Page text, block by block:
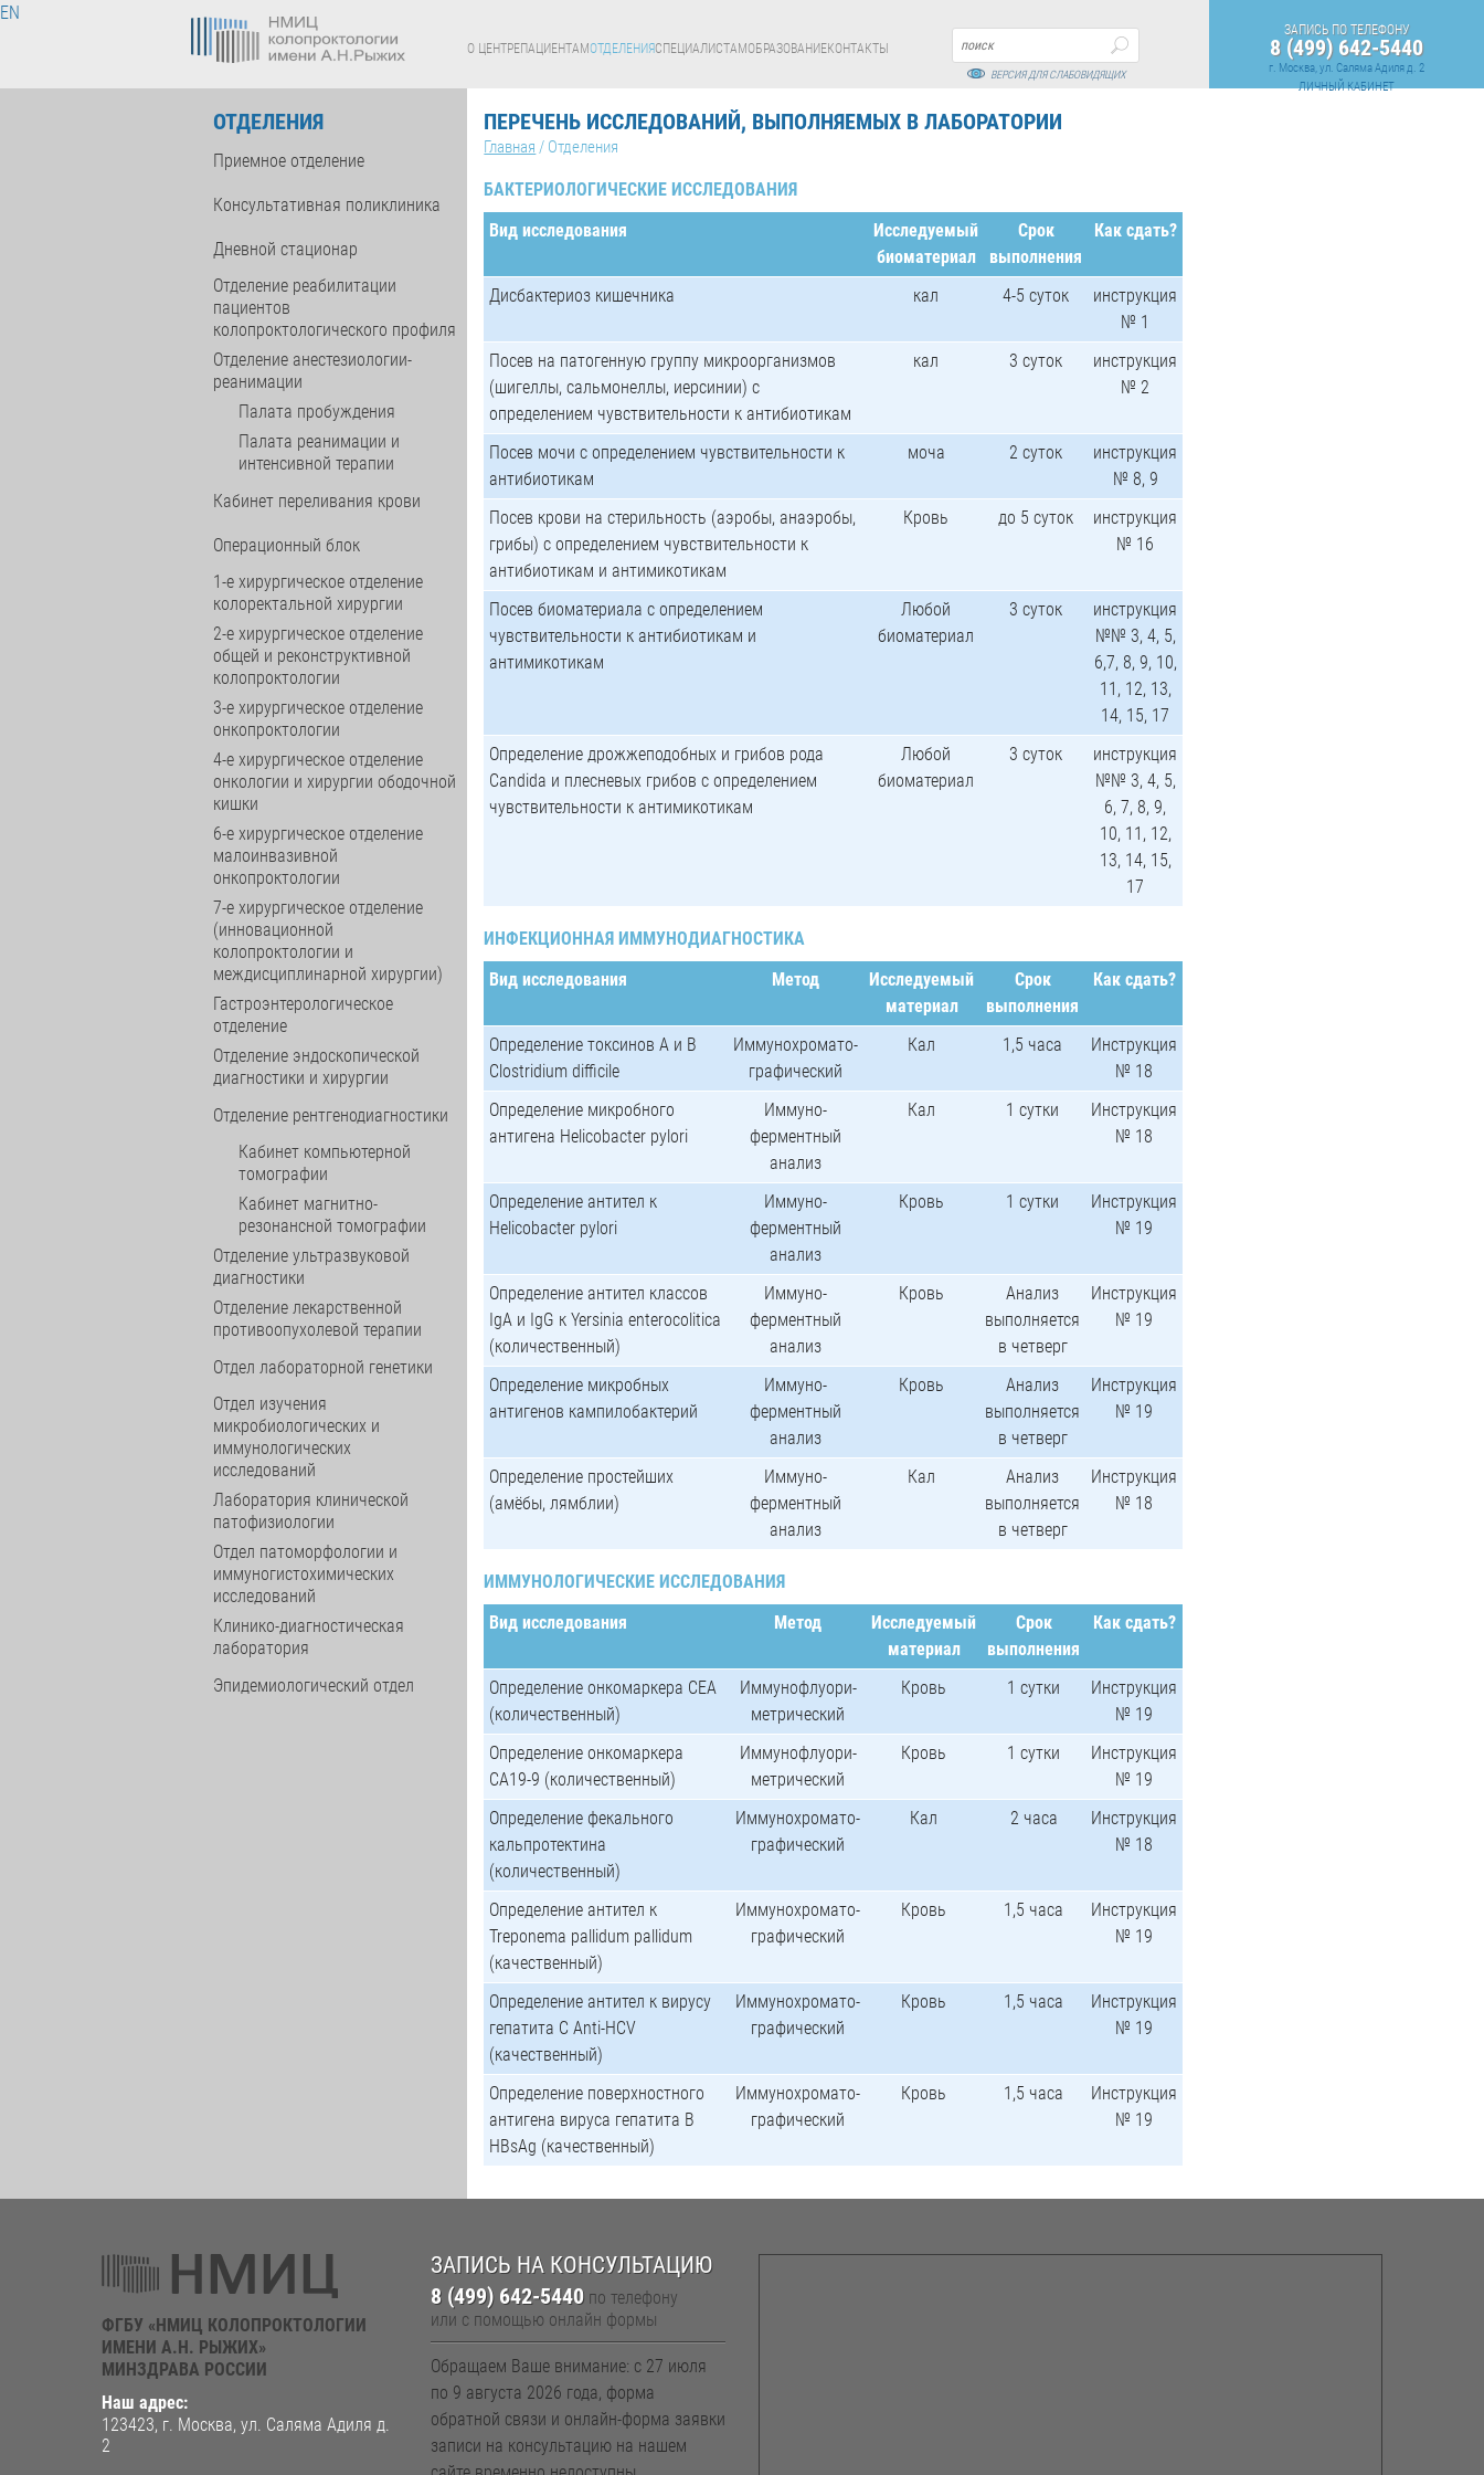
О ЦЕНТРЕПАЦИЕНТАМОТДЕЛЕНИЯСПЕЦИАЛИСТАМОБРАЗОВАНИЕКОНТАКТЫ
ВЕРСИЯ ДЛЯ СЛАБОВИДЯЩИХ
EN
ЗАПИСЬ ПО ТЕЛЕФОНУ
8 (499) 642-5440
г. Москва, ул. Саляма Адиля д. 2
ЛИЧНЫЙ КАБИНЕТ
ОТДЕЛЕНИЯ
Приемное отделение
Консультативная поликлиника
Дневной стационар
Отделение реабилитации
пациентов
колопроктологического профиля
Отделение анестезиологии-
реанимации
Палата пробуждения
Палата реанимации и
интенсивной терапии
Кабинет переливания крови
Операционный блок
1-е хирургическое отделение
колоректальной хирургии
2-е хирургическое отделение
общей и реконструктивной
колопроктологии
3-е хирургическое отделение
онкопроктологии
4-е хирургическое отделение
онкологии и хирургии ободочной
кишки
6-е хирургическое отделение
малоинвазивной
онкопроктологии
7-е хирургическое отделение
(инновационной
колопроктологии и
междисциплинарной хирургии)
Гастроэнтерологическое
отделение
Отделение эндоскопической
диагностики и хирургии
Отделение рентгенодиагностики
Кабинет компьютерной
томографии
Кабинет магнитно-
резонансной томографии
Отделение ультразвуковой
диагностики
Отделение лекарственной
противоопухолевой терапии
Отдел лабораторной генетики
Отдел изучения
микробиологических и
иммунологических
исследований
Лаборатория клинической
патофизиологии
Отдел патоморфологии и
иммуногистохимических
исследований
Клинико-диагностическая
лаборатория
Эпидемиологический отдел
ПЕРЕЧЕНЬ ИССЛЕДОВАНИЙ, ВЫПОЛНЯЕМЫХ В ЛАБОРАТОРИИ
Главная / Отделения
БАКТЕРИОЛОГИЧЕСКИЕ ИССЛЕДОВАНИЯ
Вид исследования
Исследуемый
биоматериал
Срок
выполнения
Как сдать?
Дисбактериоз кишечника кал 4-5 суток
инструкция
№ 1
Посев на патогенную группу микроорганизмов
(шигеллы, сальмонеллы, иерсинии) с
определением чувствительности к антибиотикам
кал 3 суток
инструкция
№ 2
Посев мочи с определением чувствительности к
антибиотикам
моча 2 суток
инструкция
№ 8, 9
Посев крови на стерильность (аэробы, анаэробы,
грибы) с определением чувствительности к
антибиотикам и антимикотикам
Кровь до 5 суток
инструкция
№ 16
Посев биоматериала с определением
чувствительности к антибиотикам и
антимикотикам
Любой
биоматериал
3 суток
инструкция
№№ 3, 4, 5,
6,7, 8, 9, 10,
11, 12, 13,
14, 15, 17
Определение дрожжеподобных и грибов рода
Candida и плесневых грибов с определением
чувствительности к антимикотикам
Любой
биоматериал
3 суток
инструкция
№№ 3, 4, 5,
6, 7, 8, 9,
10, 11, 12,
13, 14, 15,
17
ИНФЕКЦИОННАЯ ИММУНОДИАГНОСТИКА
Вид исследования
Метод
Исследуемый
материал
Срок
выполнения
Как сдать?
Определение токсинов А и В
Clostridium difficile
Иммунохромато-
графический
Кал 1,5 часа
Инструкция
№ 18
Определение микробного
антигена Helicobacter pylori
Иммуно-
ферментный
анализ
Кал 1 сутки
Инструкция
№ 18
Определение антител к
Helicobacter pylori
Иммуно-
ферментный
анализ
Кровь 1 сутки
Инструкция
№ 19
Определение антител классов
IgA и IgG к Yersinia enterocolitica
(количественный)
Иммуно-
ферментный
анализ
Кровь
Анализ
выполняется
в четверг
Инструкция
№ 19
Определение микробных
антигенов кампилобактерий
Иммуно-
ферментный
анализ
Кровь
Анализ
выполняется
в четверг
Инструкция
№ 19
Определение простейших
(амёбы, лямблии)
Иммуно-
ферментный
анализ
Кал
Анализ
выполняется
в четверг
Инструкция
№ 18
ИММУНОЛОГИЧЕСКИЕ ИССЛЕДОВАНИЯ
Вид исследования
Метод
Исследуемый
материал
Срок
выполнения
Как сдать?
Определение онкомаркера СЕА
(количественный)
Иммунофлуори-
метрический
Кровь 1 сутки
Инструкция
№ 19
Определение онкомаркера
СА19-9 (количественный)
Иммунофлуори-
метрический
Кровь 1 сутки
Инструкция
№ 19
Определение фекального
кальпротектина
(количественный)
Иммунохромато-
графический
Кал 2 часа
Инструкция
№ 18
Определение антител к
Treponema pallidum pallidum
(качественный)
Иммунохромато-
графический
Кровь 1,5 часа
Инструкция
№ 19
Определение антител к вирусу
гепатита С Anti-HCV
(качественный)
Иммунохромато-
графический
Кровь 1,5 часа
Инструкция
№ 19
Определение поверхностного
антигена вируса гепатита В
HBsAg (качественный)
Иммунохромато-
графический
Кровь 1,5 часа
Инструкция
№ 19
ФГБУ «НМИЦ КОЛОПРОКТОЛОГИИ
ИМЕНИ А.Н. РЫЖИХ»
МИНЗДРАВА РОССИИ
Наш адрес:
123423, г. Москва, ул. Саляма Адиля д.
2
ЗАПИСЬ НА КОНСУЛЬТАЦИЮ
8 (499) 642-5440по телефону
или с помощью онлайн формы
Обращаем Ваше внимание: с 27 июля
по 9 августа 2026 года, форма
обратной связи и онлайн-форма заявки
записи на консультацию на нашем